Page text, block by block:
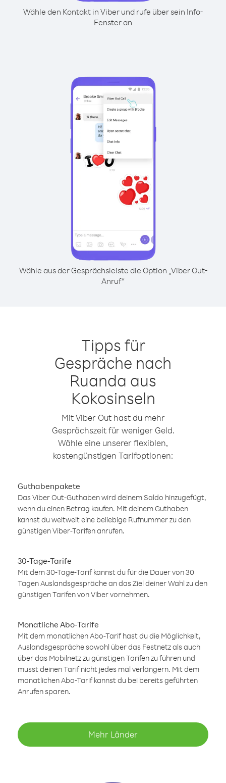
Wähle den Kontakt in Viber und rufe über sein Info-
Fenster an
Wähle aus der Gesprächsleiste die Option „Viber Out-
Anruf“
Tipps für
Gespräche nach
Ruanda aus
Kokosinseln
Mit Viber Out hast du mehr
Gesprächszeit für weniger Geld.
Wähle eine unserer flexiblen,
kostengünstigen Tarifoptionen:
Guthabenpakete
Das Viber Out-Guthaben wird deinem Saldo hinzugefügt,
wenn du einen Betrag kaufen. Mit deinem Guthaben
kannst du weltweit eine beliebige Rufnummer zu den
günstigen Viber-Tarifen anrufen.
30-Tage-Tarife
Mit dem 30-Tage-Tarif kannst du für die Dauer von 30
Tagen Auslandsgespräche an das Ziel deiner Wahl zu den
günstigen Tarifen von Viber vornehmen.
Monatliche Abo-Tarife
Mit dem monatlichen Abo-Tarif hast du die Möglichkeit,
Auslandsgespräche sowohl über das Festnetz als auch
über das Mobilnetz zu günstigen Tarifen zu führen und
musst deinen Tarif nicht jedes mal verlängern. Mit dem
monatlichen Abo-Tarif kannst du bei bereits geführten
Anrufen sparen.
Mehr Länder